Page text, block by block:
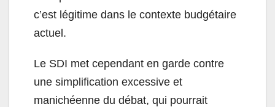
c’est légitime dans le contexte budgétaire
actuel.
Le SDI met cependant en garde contre
une simplification excessive et
manichéenne du débat, qui pourrait